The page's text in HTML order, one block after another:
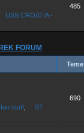
USS CROATIA -
485
FORUM
Teme
stuff
ST
690